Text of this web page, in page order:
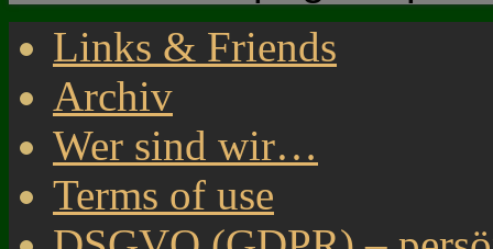
Links & Friends
Archiv
Wer sind wir…
Terms of use